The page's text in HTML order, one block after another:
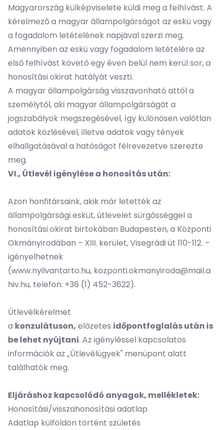
Magyarország külképviselete küldi meg a felhívást. A
kérelmező a magyar állampolgárságot az eskü vagy
a fogadalom letételének napjával szerzi meg.
Amennyiben az eskü vagy fogadalom letételére az
első felhívást követő egy éven belül nem kerül sor, a
honosítási okirat hatályát veszti.
A magyar állampolgárság visszavonható attól a
személytől, aki magyar állampolgárságát a
jogszabályok megszegésével, így különösen valótlan
adatok közlésével, illetve adatok vagy tények
elhallgatásával a hatóságot félrevezetve szerezte
meg.
VI., Útlevél igénylése a honosítás után:
Azon honfitársaink, akik már letették az
állampolgársági esküt, útlevelet sürgősséggel a
honosítási okirat birtokában Budapesten, a Központi
Okmányirodában – XIII. kerület, Visegrádi út 110-112. –
igényelhetnek
(www.nyilvantarto.hu, kozponti.okmanyiroda@mail.a
hiv.hu, telefon: +36 (1) 452-3622).
Útlevélkérelmet
a konzulátuson, előzetes időpontfoglalás után is
be lehet nyújtani. Az igényléssel kapcsolatos
információk az „Útlevélügyek" menüpont alatt
találhatók meg.
Eljáráshoz kapcsolódó anyagok, mellékletek:
Honosítási/visszahonosítási adatlap
Adatlap külföldön történt születés